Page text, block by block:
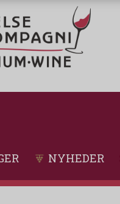
NYHEDER